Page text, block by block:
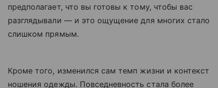
предполагает, что вы готовы к тому, чтобы вас
разглядывали — и это ощущение для многих стало
слишком прямым.
Кроме того, изменился сам темп жизни и контекст
ношения одежды. Повседневность стала более